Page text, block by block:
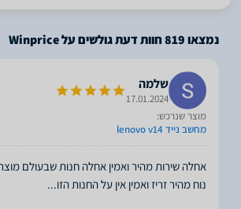
נמצאו819חוות דעת גולשים על Winprice
שלמה
17.01.2024
מוצר שנרכש:
מחשב נייד lenovo v14
אחלה שירות מהיר ואמין אחלה חנות שבעולם
נוח מהיר זריז ואמין אין על החנות הזו...